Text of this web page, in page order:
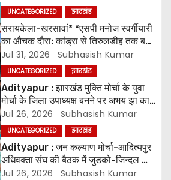
UNCATEGORIZED झारखंड
सरायकेला-खरसावां* *एसपी मनोज स्वर्गीयारी
का औचक दौरा: कांड्रा से तिरुलडीह तक बज
गई हाजिरी* *”फाइल नहीं, फील्ड में काम दिखे”
– लंबित केस और वारंट पर ध्यान दिया जाए.
Jul 31, 2026 Subhasish Kumar
UNCATEGORIZED झारखंड
Adityapur : झारखंड मुक्ति मोर्चा के युवा
मोर्चा के जिला उपाध्यक्ष बनने पर अभय झा का
स्वागत
Jul 26, 2026 Subhasish Kumar
UNCATEGORIZED झारखंड
Adityapur : जन कल्याण मोर्चा-आदित्यपुर
अधिवक्ता संघ की बैठक में जुडको-जिन्दल की
वादाखिलाफी की निन्दा
Jul 26, 2026 Subhasish Kumar